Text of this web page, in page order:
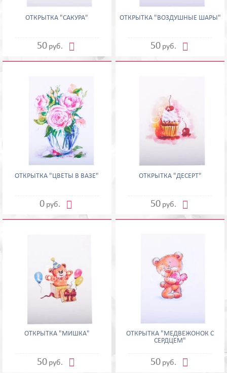
ОТКРЫТКА "САКУРА"
50 руб. 
ОТКРЫТКА "ВОЗДУШНЫЕ ШАРЫ"
50 руб. 
ОТКРЫТКА "ЦВЕТЫ В ВАЗЕ"
0 руб. 
ОТКРЫТКА "ДЕСЕРТ"
50 руб. 
ОТКРЫТКА "МИШКА"
50 руб. 
ОТКРЫТКА "МЕДВЕЖОНОК С
СЕРДЦЕМ"
50 руб. 